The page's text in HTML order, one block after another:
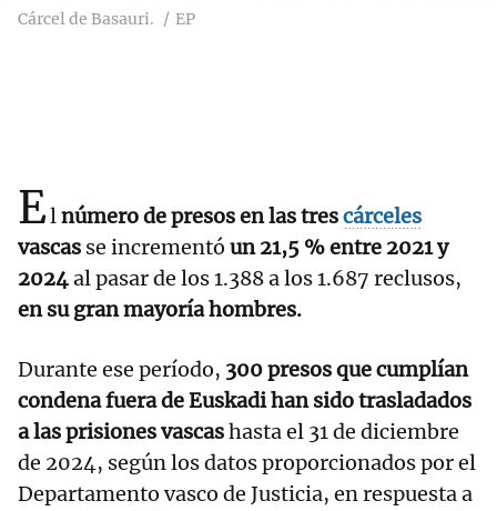
Cárcel de Basauri. EP
Elnúmero de presos en las trescárceles
vascas se incrementó un 21,5 % entre 2021 y
2024al pasar de los 1.388 a los 1.687 reclusos,
en su gran mayoría hombres.
Durante ese período, 300 presos que cumplían
condena fuera de Euskadi han sido trasladados
a las prisiones vascashasta el 31 de diciembre
de 2024, según los datos proporcionados por el
Departamento vasco de Justicia, en respuesta a